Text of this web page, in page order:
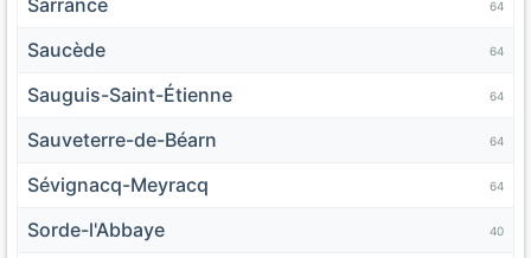
Sarrance 64
Saucède 64
Sauguis-Saint-Étienne 64
Sauveterre-de-Béarn 64
Sévignacq-Meyracq 64
Sorde-l'Abbaye 40